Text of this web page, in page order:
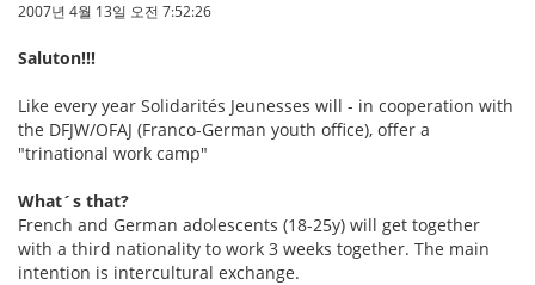
2007년 4월 13일 오전 7:52:26
Saluton!!!
Like every year Solidarités Jeunesses will - in cooperation with
the DFJW/OFAJ (Franco-German youth office), offer a
"trinational work camp"
What´s that?
French and German adolescents (18-25y) will get together
with a third nationality to work 3 weeks together. The main
intention is intercultural exchange.